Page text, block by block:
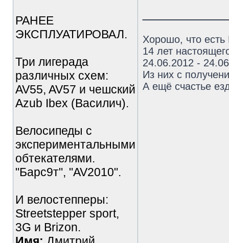
РАНЕЕ
ЭКСПЛУАТИРОВАЛ.
Три лигерада
различных схем:
AV55, AV57 и чешский
Azub Ibex (Василич).
Велосипеды с
экспериментальными
обтекателями.
"Барс9т", "AV2010".
И велостепперы:
Streetstepper sport,
3G и Brizon.
Хорошо, что
14 лет
24.06.2012 -
Из них с
А ещё счастье